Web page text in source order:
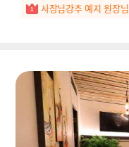
사장님강추 예지 원장님